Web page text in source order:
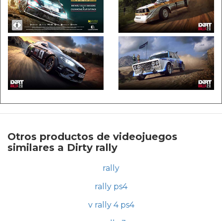
Otros productos de videojuegos
similares a Dirty rally
rally
rally ps4
v rally 4 ps4